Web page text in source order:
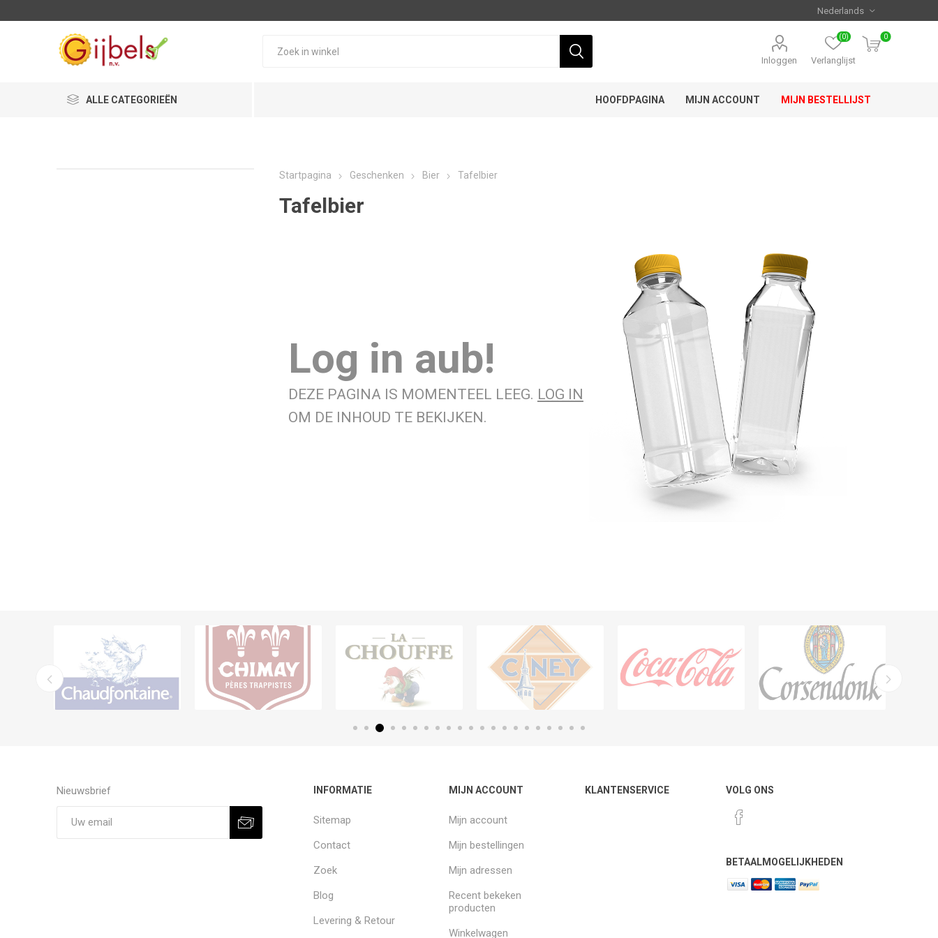
Inloggen Verlanglijst
(0) 0
ALLE CATEGORIEËN HOOFDPAGINA MIJN ACCOUNT MIJN BESTELLIJST
Startpagina Geschenken Bier Tafelbier
Tafelbier
Log in aub!
DEZE PAGINA IS MOMENTEEL LEEG. LOG IN
OM DE INHOUD TE BEKIJKEN.
Nieuwsbrief INFORMATIE
Sitemap
Contact
Zoek
Blog
Levering & Retour
MIJN ACCOUNT
Mijn account
Mijn bestellingen
Mijn adressen
Recent bekeken
producten
Winkelwagen
KLANTENSERVICE VOLG ONS
BETAALMOGELIJKHEDEN